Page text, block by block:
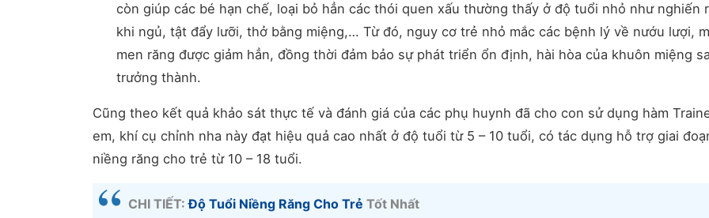
còn giúp các bé hạn chế, loại bỏ hẳn các thói quen xấu thường thấy ở độ tuổi nhỏ như nghiến
khi ngủ, tật đẩy lưỡi, thở bằng miệng,… Từ đó, nguy cơ trẻ nhỏ mắc các bệnh lý về nướu lượi,
men răng được giảm hẳn, đồng thời đảm bảo sự phát triển ổn định, hài hòa của khuôn miệng
trưởng thành.
Cũng theo kết quả khảo sát thực tế và đánh giá của các phụ huynh đã cho con sử dụng hàm
em, khí cụ chỉnh nha này đạt hiệu quả cao nhất ở độ tuổi từ 5 – 10 tuổi, có tác dụng hỗ trợ giai
niềng răng cho trẻ từ 10 – 18 tuổi.
CHI TIẾT:Độ Tuổi Niềng Răng Cho Trẻ Tốt Nhất